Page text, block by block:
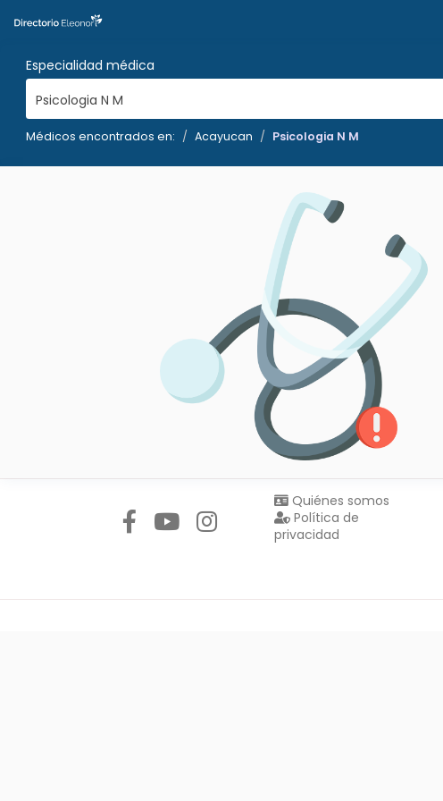
Especialidad médica
Psicologia N M
Médicos encontrados en: Acayucan Psicologia N M
Quiénes somos
Política de
privacidad